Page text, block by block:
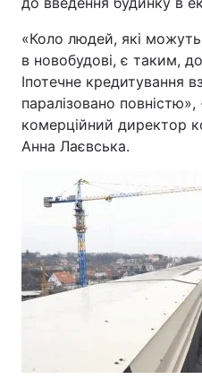
«Коло людей, які
в новобудові, є таким,
Іпотечне кредитування
паралізовано
комерційний директор
Анна Лаєвська.